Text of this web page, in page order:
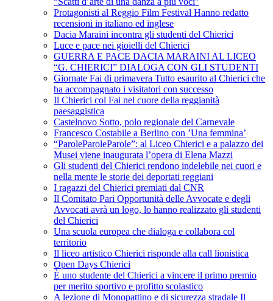
Protagonisti al Reggio Film Festival Hanno redatto
recensioni in italiano ed inglese
Dacia Maraini incontra gli studenti del Chierici
Luce e pace nei gioielli del Chierici
GUERRA E PACE DACIA MARAINI AL LICEO
“G. CHIERICI” DIALOGA CON GLI STUDENTI
Giornate Fai di primavera Tutto esaurito al Chierici che
ha accompagnato i visitatori con successo
Il Chierici col Fai nel cuore della reggianità
paesaggistica
Castelnovo Sotto, polo regionale del Carnevale
Francesco Costabile a Berlino con ’Una femmina’
“ParoleParoleParole”: al Liceo Chierici e a palazzo dei
Musei viene inaugurata l’opera di Elena Mazzi
Gli studenti del Chierici rendono indelebile nei cuori e
nella mente le storie dei deportati reggiani
I ragazzi del Chierici premiati dal CNR
Il Comitato Pari Opportunità delle Avvocate e degli
Avvocati avrà un logo, lo hanno realizzato gli studenti
del Chierici
Una scuola europea che dialoga e collabora col
territorio
Il liceo artistico Chierici risponde alla call lionistica
Open Days Chierici
È uno studente del Chierici a vincere il primo premio
per merito sportivo e profitto scolastico
A lezione di Monopattino e di sicurezza stradale Il